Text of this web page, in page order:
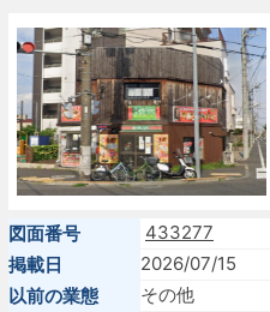
図面番号
433277
掲載日
2026/07/15
以前の業態
その他